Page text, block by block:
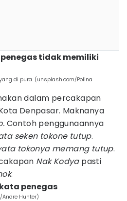
tidak memiliki
di pura. (unsplash.com/Polina
dalam percakapan
Denpasar. Maknanya
Contoh penggunaannya
seken tokone tutup.
tokonya memang tutup.
Nak Kodyapasti
.
penegas
Hunter)